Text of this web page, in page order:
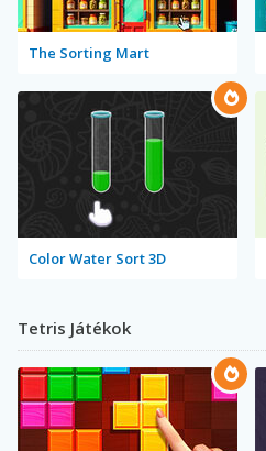
The Sorting Mart
Color Water Sort 3D
Tetris Játékok